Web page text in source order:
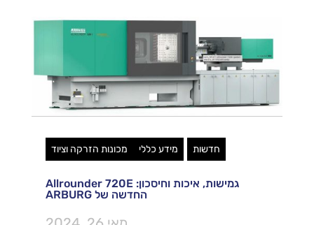
חדשות מידע כללי מכונות הזרקה וציוד
גמישות, איכות וחיסכון: Allrounder 720E
החדשה של ARBURG